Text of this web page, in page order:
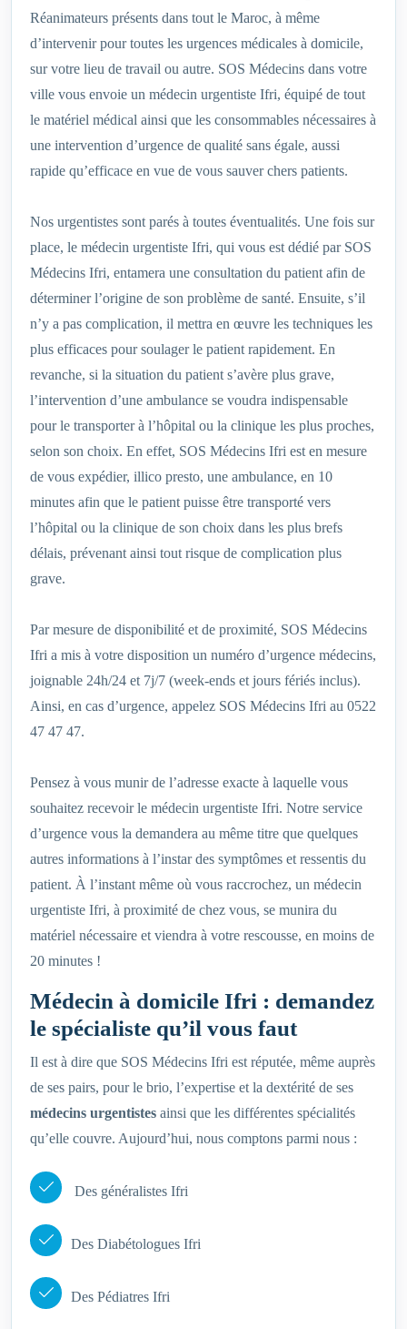
Réanimateurs présents dans tout le Maroc, à même
d’intervenir pour toutes les urgences médicales à domicile,
sur votre lieu de travail ou autre. SOS Médecins dans votre
ville vous envoie un médecin urgentiste Ifri, équipé de tout
le matériel médical ainsi que les consommables nécessaires à
une intervention d’urgence de qualité sans égale, aussi
rapide qu’efficace en vue de vous sauver chers patients.
Nos urgentistes sont parés à toutes éventualités. Une fois sur
place, le médecin urgentiste Ifri, qui vous est dédié par SOS
Médecins Ifri, entamera une consultation du patient afin de
déterminer l’origine de son problème de santé. Ensuite, s’il
n’y a pas complication, il mettra en œuvre les techniques les
plus efficaces pour soulager le patient rapidement. En
revanche, si la situation du patient s’avère plus grave,
l’intervention d’une ambulance se voudra indispensable
pour le transporter à l’hôpital ou la clinique les plus proches,
selon son choix. En effet, SOS Médecins Ifri est en mesure
de vous expédier, illico presto, une ambulance, en 10
minutes afin que le patient puisse être transporté vers
l’hôpital ou la clinique de son choix dans les plus brefs
délais, prévenant ainsi tout risque de complication plus
grave.
Par mesure de disponibilité et de proximité, SOS Médecins
Ifri a mis à votre disposition un numéro d’urgence médecins,
joignable 24h/24 et 7j/7 (week-ends et jours fériés inclus).
Ainsi, en cas d’urgence, appelez SOS Médecins Ifri au 0522
47 47 47.
Pensez à vous munir de l’adresse exacte à laquelle vous
souhaitez recevoir le médecin urgentiste Ifri. Notre service
d’urgence vous la demandera au même titre que quelques
autres informations à l’instar des symptômes et ressentis du
patient. À l’instant même où vous raccrochez, un médecin
urgentiste Ifri, à proximité de chez vous, se munira du
matériel nécessaire et viendra à votre rescousse, en moins de
20 minutes !
Médecin à domicile Ifri : demandez
le spécialiste qu’il vous faut
Il est à dire que SOS Médecins Ifri est réputée, même auprès
de ses pairs, pour le brio, l’expertise et la dextérité de ses
médecins urgentistes ainsi que les différentes spécialités
qu’elle couvre. Aujourd’hui, nous comptons parmi nous :
Des généralistes Ifri
Des Diabétologues Ifri
Des Pédiatres Ifri